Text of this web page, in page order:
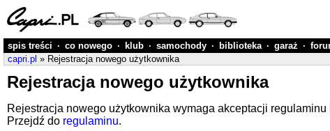
spis treści · co nowego · klub · samochody · biblioteka · garaż ·
capri.pl » Rejestracja nowego użytkownika
Rejestracja nowego użytkownika
Rejestracja nowego użytkownika wymaga akceptacji
Przejdź do regulaminu.